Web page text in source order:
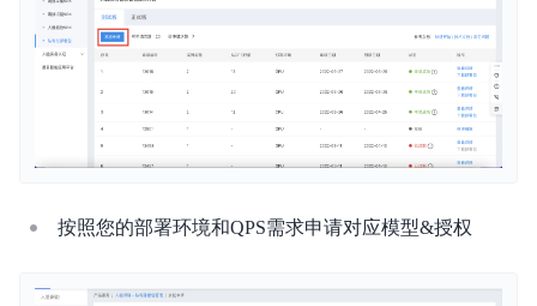
按照您的部署环境和QPS需求申请对应模型&授权